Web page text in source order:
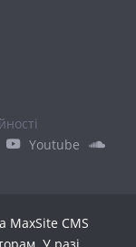
Youtube
MaxSite CMS